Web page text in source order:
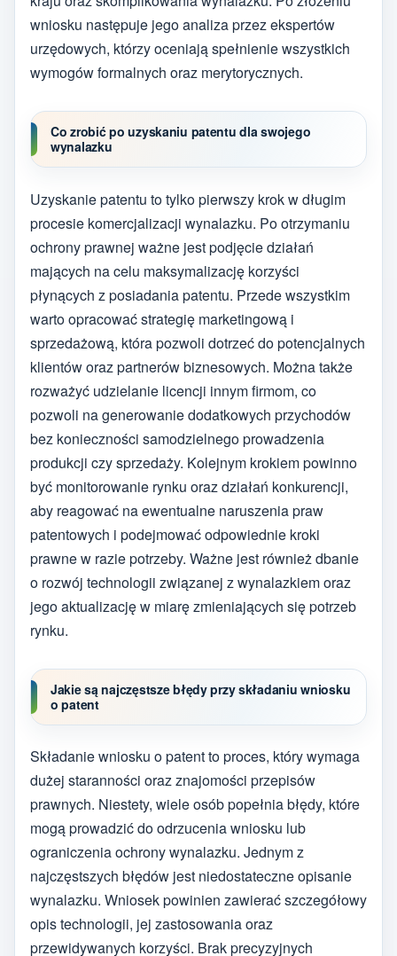
wniosku następuje jego analiza przez ekspertów
urzędowych, którzy oceniają spełnienie wszystkich
wymogów formalnych oraz merytorycznych.
Co zrobić po uzyskaniu patentu dla swojego
wynalazku
Uzyskanie patentu to tylko pierwszy krok w długim
procesie komercjalizacji wynalazku. Po otrzymaniu
ochrony prawnej ważne jest podjęcie działań
mających na celu maksymalizację korzyści
płynących z posiadania patentu. Przede wszystkim
warto opracować strategię marketingową i
sprzedażową, która pozwoli dotrzeć do potencjalnych
klientów oraz partnerów biznesowych. Można także
rozważyć udzielanie licencji innym firmom, co
pozwoli na generowanie dodatkowych przychodów
bez konieczności samodzielnego prowadzenia
produkcji czy sprzedaży. Kolejnym krokiem powinno
być monitorowanie rynku oraz działań konkurencji,
aby reagować na ewentualne naruszenia praw
patentowych i podejmować odpowiednie kroki
prawne w razie potrzeby. Ważne jest również dbanie
o rozwój technologii związanej z wynalazkiem oraz
jego aktualizację w miarę zmieniających się potrzeb
rynku.
Jakie są najczęstsze błędy przy składaniu wniosku
o patent
Składanie wniosku o patent to proces, który wymaga
dużej staranności oraz znajomości przepisów
prawnych. Niestety, wiele osób popełnia błędy, które
mogą prowadzić do odrzucenia wniosku lub
ograniczenia ochrony wynalazku. Jednym z
najczęstszych błędów jest niedostateczne opisanie
wynalazku. Wniosek powinien zawierać szczegółowy
opis technologii, jej zastosowania oraz
przewidywanych korzyści. Brak precyzyjnych